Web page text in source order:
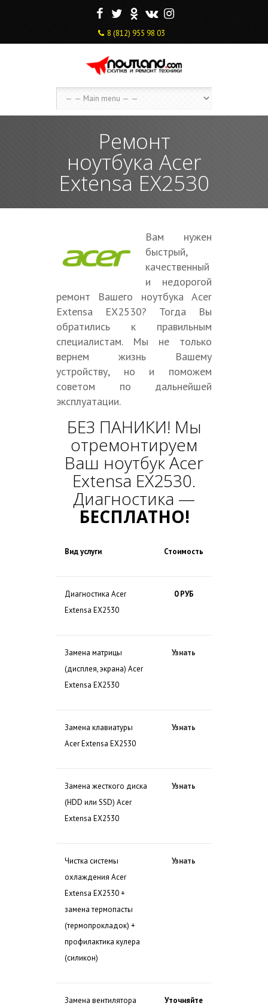
F T O V I
8 (812) 955 98 03
Ремонт
ноутбука Acer
Extensa EX2530
Вам нужен
быстрый,
качественный
и недорогой
ремонт Вашего ноутбука Acer
Extensa EX2530? Тогда Вы
обратились к правильным
специалистам. Мы не только
вернем жизнь Вашему
устройству, но и поможем
советом по дальнейшей
эксплуатации.
БЕЗ ПАНИКИ! Мы
отремонтируем
Ваш ноутбук Acer
Extensa EX2530.
Диагностика —
БЕСПЛАТНО!
Вид услуги Стоимость
Диагностика Acer
Extensa EX2530
0 РУБ
Замена матрицы
(дисплея, экрана) Acer
Extensa EX2530
Узнать
Замена клавиатуры
Acer Extensa EX2530
Узнать
Замена жесткого диска
(HDD или SSD) Acer
Extensa EX2530
Узнать
Чистка системы
охлаждения Acer
Extensa EX2530 +
замена термопасты
(термопрокладок) +
профилактика кулера
(силикон)
Узнать
Замена вентилятора
Уточняйте